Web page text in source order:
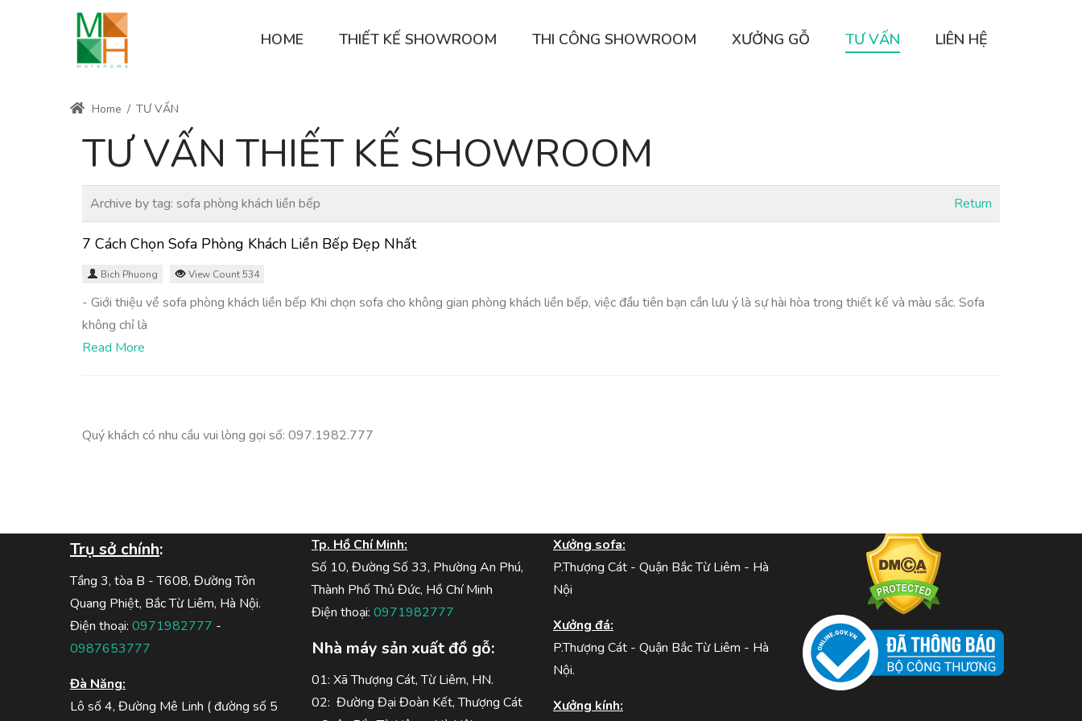
HOME THIẾT KẾ SHOWROOM THI CÔNG SHOWROOM XƯỞNG GỖ TƯ VẤN LIÊN HỆ
Home / TƯ VẤN
TƯ VẤN THIẾT KẾ SHOWROOM
Archive by tag: sofa phòng khách liền bếp Return
7 Cách Chọn Sofa Phòng Khách Liền Bếp Đẹp Nhất
Bich Phuong View Count 534
- Giới thiệu về sofa phòng khách liền bếp Khi chọn sofa cho không gian phòng khách liền bếp, việc đầu tiên bạn cần lưu ý là sự hài hòa trong thiết kế và màu sắc. Sofa
không chỉ là
Read More
Quý khách có nhu cầu vui lòng gọi số: 097.1982.777
Trụ sở chính:
Tầng 3, tòa B - T608, Đường Tôn
Quang Phiệt, Bắc Từ Liêm, Hà Nội.
Điện thoại: 0971982777 -
0987653777
Đà Năng:
Lô số 4, Đường Mê Linh ( đường số 5
Tp. Hồ Chí Minh:
Số 10, Đường Số 33, Phường An Phú,
Thành Phố Thủ Đức, Hồ Chí Minh
Điện thoại: 0971982777
Nhà máy sản xuất đồ gỗ:
01: Xã Thượng Cát, Từ Liêm, HN.
02: Đường Đại Đoàn Kết, Thượng Cát
Xưởng sofa:
P.Thượng Cát - Quận Bắc Từ Liêm - Hà
Nội
Xưởng đá:
P.Thượng Cát - Quận Bắc Từ Liêm - Hà
Nội.
Xưởng kính: